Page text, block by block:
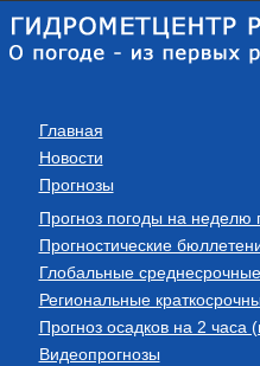
Главная
Новости
Прогнозы
Прогноз погоды на неделю
Прогностические
Глобальные
Региональные
Прогноз осадков на 2 часа
Видеопрогнозы